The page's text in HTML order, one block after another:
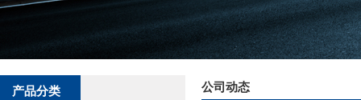
产品分类 公司动态